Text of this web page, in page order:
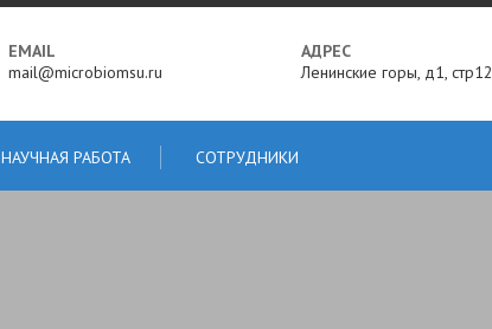
EMAIL
mail@microbiomsu.ru
АДРЕС
Ленинские горы, д1, стр12
НАУЧНАЯ РАБОТА СОТРУДНИКИ